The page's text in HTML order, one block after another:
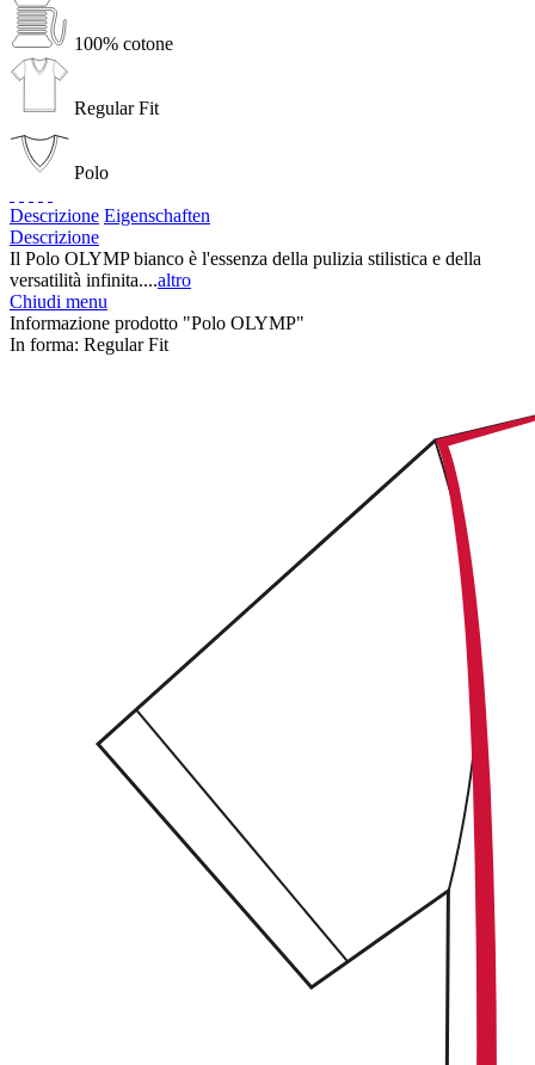
100% cotone
Regular Fit
Polo
Descrizione Eigenschaften
Descrizione
Il Polo OLYMP bianco è l'essenza della pulizia stilistica e della
versatilità infinita....altro
Chiudi menu
Informazione prodotto "Polo OLYMP"
In forma: Regular Fit